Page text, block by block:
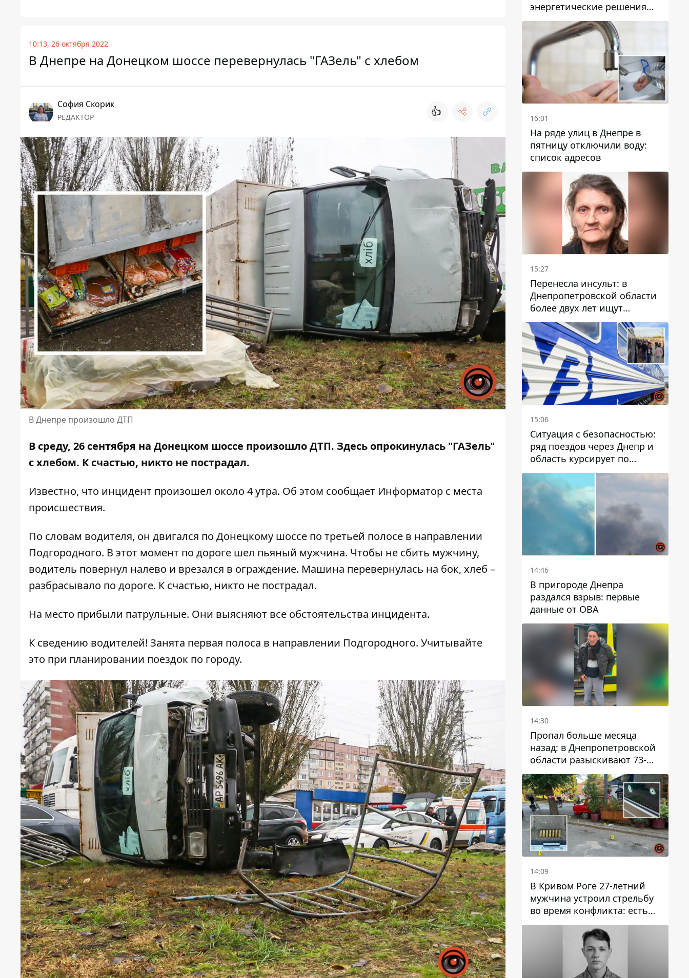
10:13, 26 октября 2022
В Днепре на Донецком шоссе перевернулась "ГАЗель" с хлебом
София Скорик
РЕДАКТОР 👍
В Днепре произошло ДТП
В среду, 26 сентября на Донецком шоссе произошло ДТП. Здесь опрокинулась "ГАЗель"
с хлебом. К счастью, никто не пострадал.
Известно, что инцидент произошел около 4 утра. Об этом сообщает Информатор с места
происшествия.
По словам водителя, он двигался по Донецкому шоссе по третьей полосе в направлении
Подгородного. В этот момент по дороге шел пьяный мужчина. Чтобы не сбить мужчину,
водитель повернул налево и врезался в ограждение. Машина перевернулась на бок, хлеб –
разбрасывало по дороге. К счастью, никто не пострадал.
На место прибыли патрульные. Они выясняют все обстоятельства инцидента.
К сведению водителей! Занята первая полоса в направлении Подгородного. Учитывайте
это при планировании поездок по городу.
энергетические решения
для бизнеса в Днепре
16:01
На ряде улиц в Днепре в
пятницу отключили воду:
список адресов
15:27
Перенесла инсульт: в
Днепропетровской области
более двух лет ищут
пропавшую женщину
15:06
Ситуация с безопасностью:
ряд поездов через Днепр и
область курсирует по
измененному маршруту, а
часть пути заменили
автобусами и электричками
14:46
В пригороде Днепра
раздался взрыв: первые
данные от ОВА
14:30
Пропал больше месяца
назад: в Днепропетровской
области разыскивают 73-
летнего мужчину
14:09
В Кривом Роге 27-летний
мужчина устроил стрельбу
во время конфликта: есть
раненый